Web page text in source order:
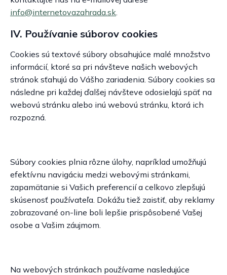
info@internetovazahrada.sk.
IV. Používanie súborov cookies
Cookies sú textové súbory obsahujúce malé množstvo
informácií, ktoré sa pri návšteve našich webových
stránok sťahujú do Vášho zariadenia. Súbory cookies sa
následne pri každej ďalšej návšteve odosielajú späť na
webovú stránku alebo inú webovú stránku, ktorá ich
rozpozná.
Súbory cookies plnia rôzne úlohy, napríklad umožňujú
efektívnu navigáciu medzi webovými stránkami,
zapamätanie si Vašich preferencií a celkovo zlepšujú
skúsenosť používateľa. Dokážu tiež zaistiť, aby reklamy
zobrazované on-line boli lepšie prispôsobené Vašej
osobe a Vašim záujmom.
Na webových stránkach používame nasledujúce